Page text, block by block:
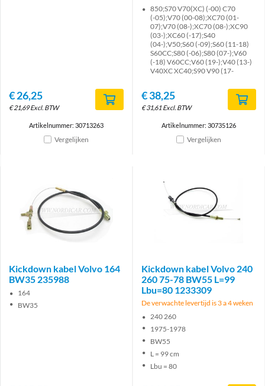
€26,25
€21,69 Excl. BTW
Artikelnummer: 30713263
Vergelijken
850;S70 V70(XC) (-00) C70
(-05);V70 (00-08);XC70 (01-
07);V70 (08-);XC70 (08-);XC90
(03-);XC60 (-17);S40
(04-);V50;S60 (-09);S60 (11-18)
S60CC;S80 (-06);S80 (07-);V60
(-18) V60CC;V60 (19-);V40 (13-)
V40XC XC40;S90 V90 (17-
€38,25
€31,61 Excl. BTW
Artikelnummer: 30735126
Vergelijken
Kickdown kabel Volvo 164
BW35 235988
164
BW35
Kickdown kabel Volvo 240
260 75-78 BW55 L=99
Lbu=80 1233309
De verwachte levertijd is 3 a 4 weken
240 260
1975-1978
BW55
L = 99 cm
Lbu = 80